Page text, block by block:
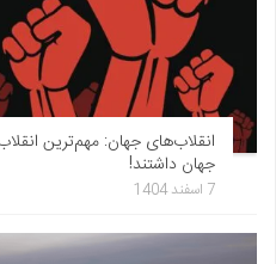
انقلاب‌های جهان: مهم‌ترین
جهان داشتند!
7 اسفند 1404